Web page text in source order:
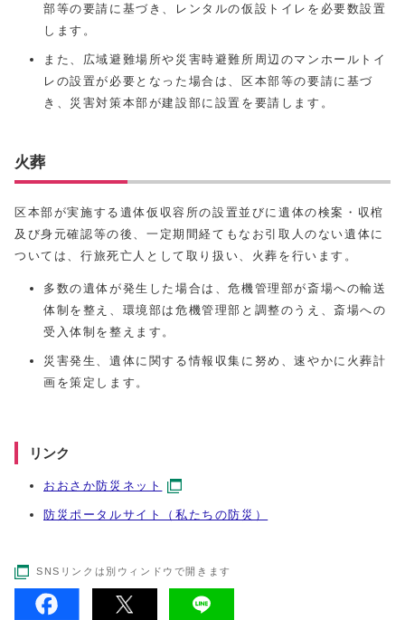
部等の要請に基づき、レンタルの仮設トイレを必要数設置
します。
また、広域避難場所や災害時避難所周辺のマンホールトイ
レの設置が必要となった場合は、区本部等の要請に基づ
き、災害対策本部が建設部に設置を要請します。
火葬
区本部が実施する遺体仮収容所の設置並びに遺体の検案・収棺
及び身元確認等の後、一定期間経てもなお引取人のない遺体に
ついては、行旅死亡人として取り扱い、火葬を行います。
多数の遺体が発生した場合は、危機管理部が斎場への輸送
体制を整え、環境部は危機管理部と調整のうえ、斎場への
受入体制を整えます。
災害発生、遺体に関する情報収集に努め、速やかに火葬計
画を策定します。
リンク
おおさか防災ネット
防災ポータルサイト（私たちの防災）
SNSリンクは別ウィンドウで開きます